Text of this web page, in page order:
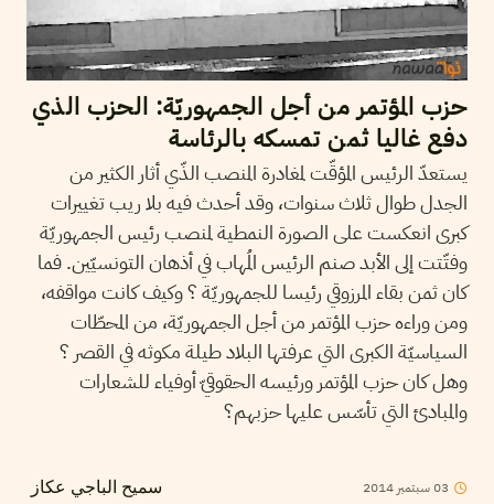
حزب المؤتمر من أجل الجمهوريّة: الحزب الذي
دفع غاليا ثمن تمسكه بالرئاسة
يستعدّ الرئيس المؤقّت لمغادرة المنصب الذّي أثار الكثير من
الجدل طوال ثلاث سنوات، وقد أحدث فيه بلا ريب تغييرات
كبرى انعكست على الصورة النمطية لمنصب رئيس الجمهوريّة
وفتّتت إلى الأبد صنم الرئيس المُهاب في أذهان التونسيّين. فما
كان ثمن بقاء المرزوقي رئيسا للجمهوريّة ؟ وكيف كانت مواقفه،
ومن وراءه حزب المؤتمر من أجل الجمهوريّة، من المحطّات
السياسيّة الكبرى التي عرفتها البلاد طيلة مكوثه في القصر ؟
وهل كان حزب المؤتمر ورئيسه الحقوقيّ أوفياء للشعارات
والمبادئ التي تأسّس عليها حزبهم؟
سميح الباجي عكاز 03سبتمبر 2014